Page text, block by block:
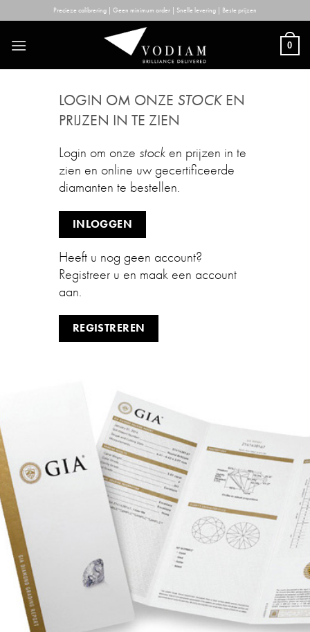
to
content
Precieze calibrering | Geen minimum order | Snelle levering | Beste prijzen
0
LOGIN OM ONZE STOCKEN
PRIJZEN IN TE ZIEN
Login om onze stock en prijzen in te
zien en online uw gecertificeerde
diamanten te bestellen.
INLOGGEN
Heeft u nog geen account?
Registreer u en maak een account
aan.
REGISTREREN